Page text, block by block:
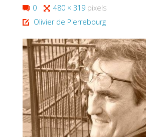
0
Full
size
480 × 319 pixels
Olivier de Pierrebourg